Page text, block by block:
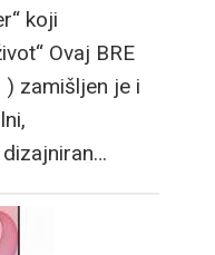
koji
Ovaj BRE
) zamišljen je i